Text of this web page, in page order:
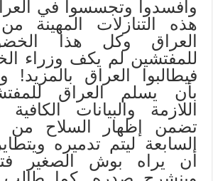
وأفسدوا وتجسسوا في
هذه التنازلات المهينة
العراق وكل هذا
للمفتشين لم يكف وزراء
فيطالبوا العراق بالمزيد!
بأن يسلم العراق
اللازمة والبيانات الكافية
تضمن إظهار السلاح
السابعة ليتم تدميره
أن يراه بوش الصغير